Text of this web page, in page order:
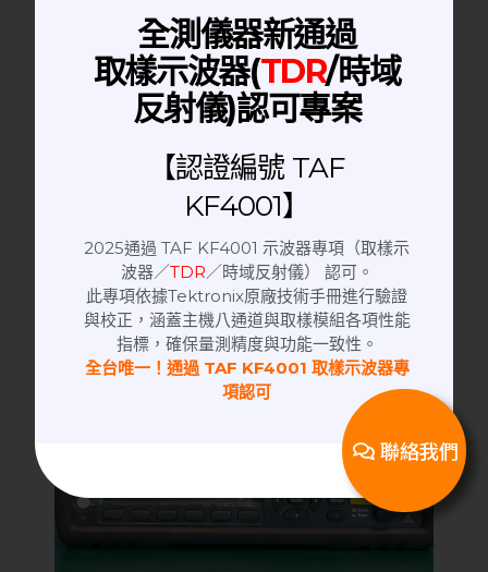
日本潤工社 Junflon MWX
全測儀器新通過
取樣示波器(TDR/時域
反射儀)認可專案
【認證編號 TAF
KF4001】
2025通過 TAF KF4001 示波器專項（取樣示
波器／TDR／時域反射儀） 認可。
此專項依據Tektronix原廠技術手冊進行驗證
與校正，涵蓋主機八通道與取樣模組各項性能
指標，確保量測精度與功能一致性。
全台唯一！通過 TAF KF4001 取樣示波器專
項認可
聯絡我們